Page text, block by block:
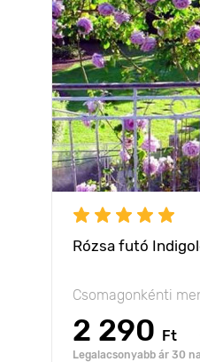
Rózsa futó
Csomagonkénti
2 290 Ft
Legalacsonyabb ár 30